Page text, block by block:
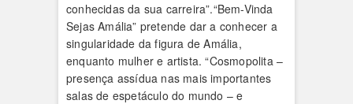
conhecidas da sua carreira”.“Bem-Vinda
Sejas Amália” pretende dar a conhecer a
singularidade da figura de Amália,
enquanto mulher e artista. “Cosmopolita –
presença assídua nas mais importantes
salas de espetáculo do mundo – e